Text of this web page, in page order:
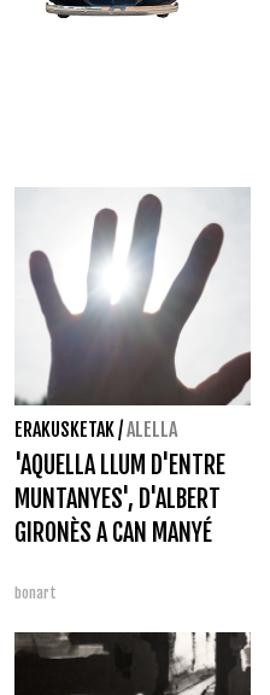
ERAKUSKETAK/ALELLA
'AQUELLA LLUM D'ENTRE
MUNTANYES', D'ALBERT
GIRONÈS A CAN MANYÉ
bonart